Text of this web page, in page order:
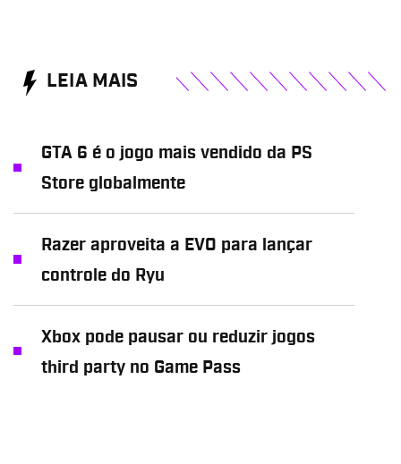
LEIA MAIS
GTA 6 é o jogo mais vendido da PS
Store globalmente
Razer aproveita a EVO para lançar
controle do Ryu
Xbox pode pausar ou reduzir jogos
third party no Game Pass